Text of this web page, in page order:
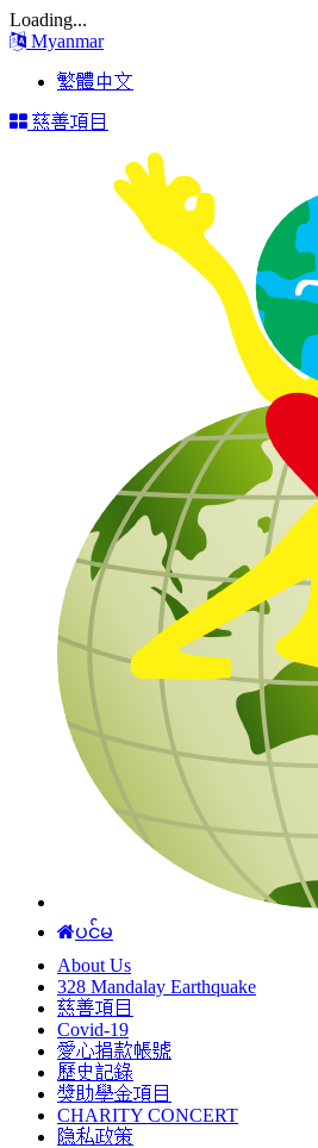
Loading...
Myanmar
繁體中文
慈善項目
ပင်မ
About Us
328 Mandalay Earthquake
慈善項目
Covid-19
愛心捐款帳號
歷史記錄
獎助學金項目
CHARITY CONCERT
隐私政策